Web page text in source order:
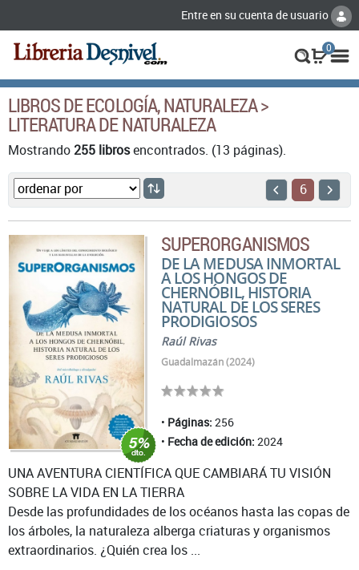
Entre en su cuenta de usuario
0
LIBROS DE ECOLOGÍA, NATURALEZA >
LITERATURA DE NATURALEZA
Mostrando 255 librosencontrados. (13 páginas).
6
SUPERORGANISMOS
DE LA MEDUSA INMORTAL
A LOS HONGOS DE
CHERNÓBIL, HISTORIA
NATURAL DE LOS SERES
PRODIGIOSOS
Raúl Rivas
Guadalmazán (2024)
Páginas: 256
Fecha de edición: 2024
UNA AVENTURA CIENTÍFICA QUE CAMBIARÁ TU VISIÓN
SOBRE LA VIDA EN LA TIERRA
Desde las profundidades de los océanos hasta las copas de
los árboles, la naturaleza alberga criaturas y organismos
extraordinarios. ¿Quién crea los ...